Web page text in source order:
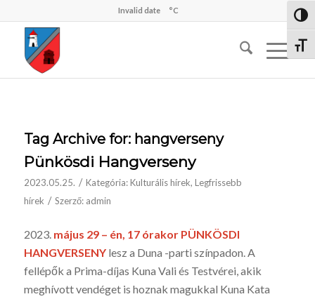
Invalid date °C
Tag Archive for: hangverseny
Pünkösdi Hangverseny
2023.05.25. / Kategória:Kulturális hírek, Legfrissebb
hírek / Szerző: admin
2023. május 29 – én, 17 órakor PÜNKÖSDI
HANGVERSENYlesz a Duna -parti színpadon. A
fellépők a Prima-díjas Kuna Vali és Testvérei, akik
meghívott vendéget is hoznak magukkal Kuna Kata